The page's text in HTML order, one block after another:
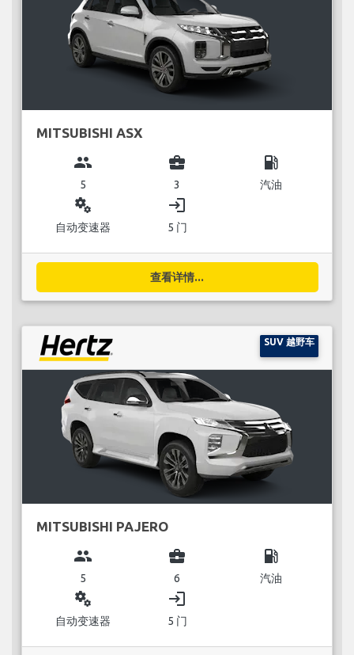
MITSUBISHI ASX
group
5
business_center
3
local_gas_station
汽油
miscellaneous_services
自动变速器
login
5 门
查看详情...
SUV 越野车
MITSUBISHI PAJERO
group
5
business_center
6
local_gas_station
汽油
miscellaneous_services
自动变速器
login
5 门